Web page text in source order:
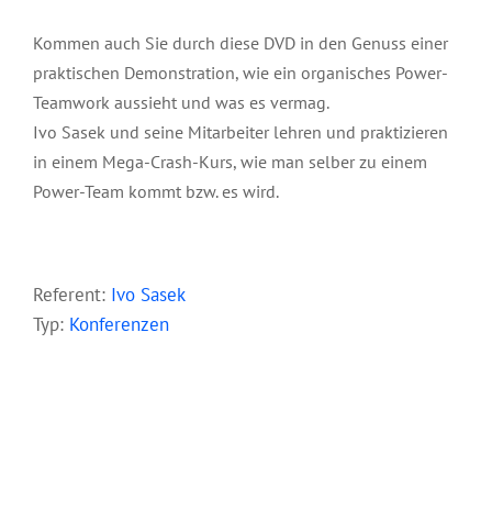
Kommen auch Sie durch diese DVD in den Genuss einer
praktischen Demonstration, wie ein organisches Power-
Teamwork aussieht und was es vermag.
Ivo Sasek und seine Mitarbeiter lehren und praktizieren
in einem Mega-Crash-Kurs, wie man selber zu einem
Power-Team kommt bzw. es wird.
Referent: Ivo Sasek
Typ: Konferenzen